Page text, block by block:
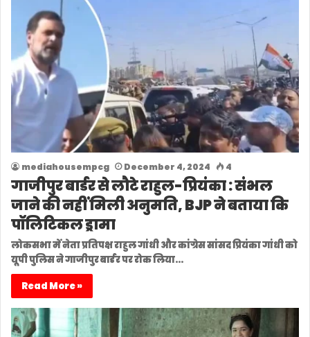
mediahousempcg December 4, 2024 4
गाजीपुर बार्डर से लौटे राहुल-प्रियंका : संभल
जाने की नहीं मिली अनुमति, BJP ने बताया कि
पॉलिटिकल ड्रामा
लोकसभा में नेता प्रतिपक्ष राहुल गांधी और कांग्रेस सांसद प्रियंका गांधी को
यूपी पुलिस ने गाजीपुर बार्डर पर रोक लिया…
Read More »